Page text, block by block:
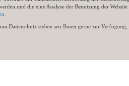
und die eine Analyse der Benutzung der
Datenschutz stehen wir Ihnen gerne zur